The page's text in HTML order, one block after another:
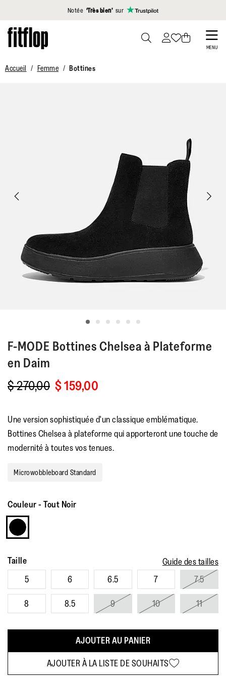
Cliquez pour consulter notre déclaration d'accessibilité
Notée ‘Très bien’ sur
Skip
to
content
MENU
Accueil Femme Bottines
F-MODE Bottines Chelsea à Plateforme
en Daim
$ 270,00 $ 159,00
Une version sophistiquée d'un classique emblématique.
Bottines Chelsea à plateforme qui apporteront une touche de
modernité à toutes vos tenues.
Microwobbleboard Standard
Couleur- Tout Noir
Taille
Guide des tailles
5
6 6.5 7 7.5
8 8.5 9 10 11
AJOUTER AU PANIER
AJOUTER À LA LISTE DE SOUHAITS